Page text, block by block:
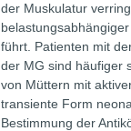
der Muskulatur
führt. Patienten mit
der MG sind häufiger
von Müttern mit
transiente Form
Bestimmung der